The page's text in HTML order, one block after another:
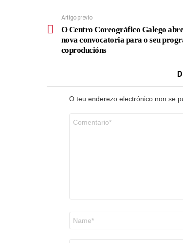
Artigo previo
O Centro Coreográfico Galego
nova convocatoria para o seu
coproducións
O teu enderezo electrónico non se